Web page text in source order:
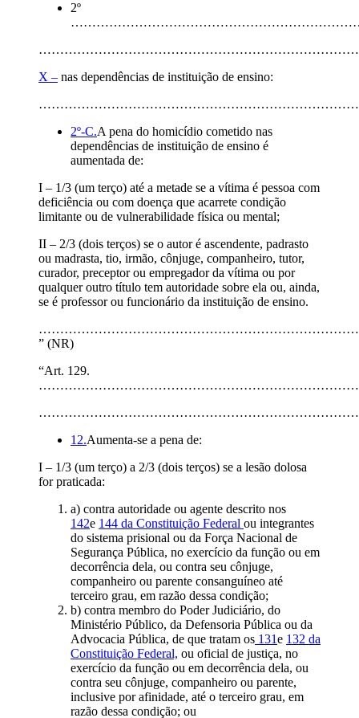
2º
X – nas dependências de instituição de ensino:
2º-C.A pena do homicídio cometido nas
dependências de instituição de ensino é
aumentada de:
I – 1/3 (um terço) até a metade se a vítima é pessoa com
deficiência ou com doença que acarrete condição
limitante ou de vulnerabilidade física ou mental;
II – 2/3 (dois terços) se o autor é ascendente, padrasto
ou madrasta, tio, irmão, cônjuge, companheiro, tutor,
curador, preceptor ou empregador da vítima ou por
qualquer outro título tem autoridade sobre ela ou, ainda,
se é professor ou funcionário da instituição de ensino.
” (NR)
“Art. 129.
12.Aumenta-se a pena de:
I – 1/3 (um terço) a 2/3 (dois terços) se a lesão dolosa
for praticada:
a) contra autoridade ou agente descrito nos
142e 144 da Constituição Federal ou integrantes
do sistema prisional ou da Força Nacional de
Segurança Pública, no exercício da função ou em
decorrência dela, ou contra seu cônjuge,
companheiro ou parente consanguíneo até
terceiro grau, em razão dessa condição;
b) contra membro do Poder Judiciário, do
Ministério Público, da Defensoria Pública ou da
Advocacia Pública, de que tratam os 131e 132 da
Constituição Federal, ou oficial de justiça, no
exercício da função ou em decorrência dela, ou
contra seu cônjuge, companheiro ou parente,
inclusive por afinidade, até o terceiro grau, em
razão dessa condição; ou